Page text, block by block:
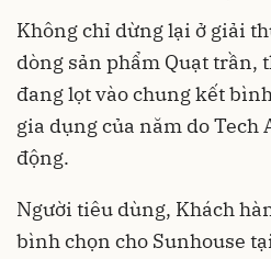
Không chỉ dừng lại ở giải
dòng sản phẩm Quạt trần,
đang lọt vào chung kết
gia dụng của năm do Tech
động.
Người tiêu dùng, Khách
bình chọn cho Sunhouse